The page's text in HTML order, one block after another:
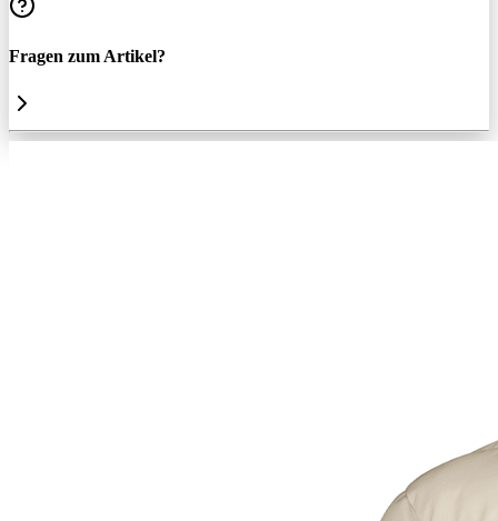
Fragen zum Artikel?